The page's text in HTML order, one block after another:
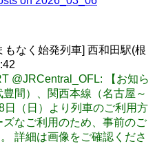
もなく始発列車] 西和田駅(根
@JRCentral_OFL: 【お知ら
間）、関西本線（名古屋～
（日）より列車のご利用方
なご利用のため、事前のご
詳細は画像をご確認くださ